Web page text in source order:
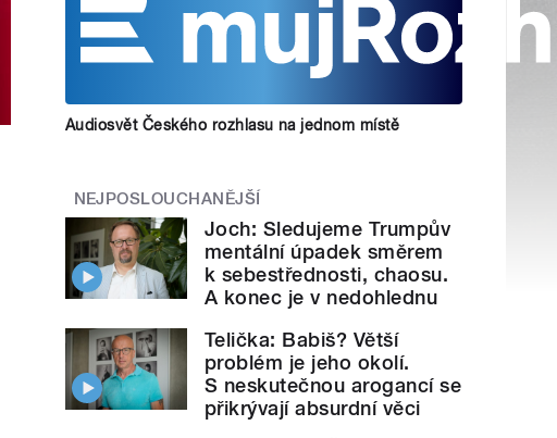
Audiosvět Českého rozhlasu na jednom místě
NEJPOSLOUCHANĚJŠÍ
Joch: Sledujeme Trumpův
mentální úpadek směrem
k sebestřednosti, chaosu.
A konec je v nedohlednu
Telička: Babiš? Větší
problém je jeho okolí.
S neskutečnou arogancí se
přikrývají absurdní věci